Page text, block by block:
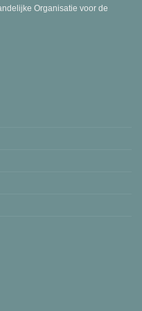
Organisatie voor de